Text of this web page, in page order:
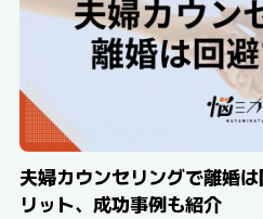
夫婦カウンセリングで離婚
リット、成功事例も紹介